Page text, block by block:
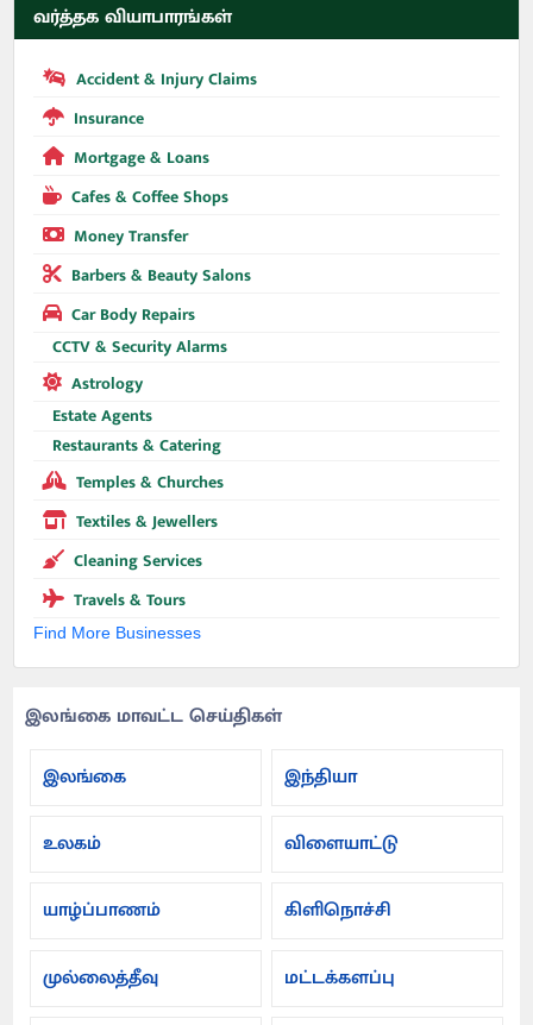
வர்த்தக வியாபாரங்கள்
Accident & Injury Claims
Insurance
Mortgage & Loans
Cafes & Coffee Shops
Money Transfer
Barbers & Beauty Salons
Car Body Repairs
CCTV & Security Alarms
Astrology
Estate Agents
Restaurants & Catering
Temples & Churches
Textiles & Jewellers
Cleaning Services
Travels & Tours
Find More Businesses
இலங்கை மாவட்ட செய்திகள்
இலங்கை
இந்தியா
உலகம் விளையாட்டு
யாழ்ப்பாணம் கிளிநொச்சி
முல்லைத்தீவு மட்டக்களப்பு